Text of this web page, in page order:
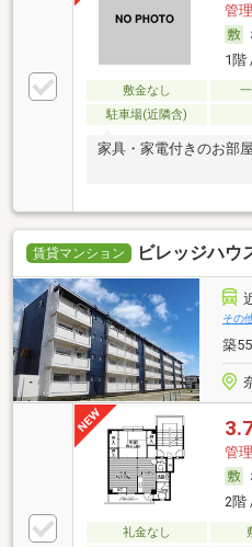
管
1階
敷金なし
駐車場(近隣含)
家具・家電付きのお部
賃貸マンション ビレッジハウ
その
築
管
2階
礼金なし